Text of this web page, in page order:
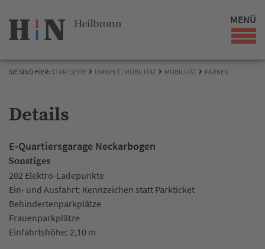
MENÜ
SIE SIND HIER: STARTSEITE UMWELT | MOBILITÄT MOBILITÄT PARKEN
Details
E-Quartiersgarage Neckarbogen
Sonstiges
202 Elektro-Ladepunkte
Ein- und Ausfahrt: Kennzeichen statt Parkticket
Behindertenparkplätze
Frauenparkplätze
Einfahrtshöhe: 2,10 m